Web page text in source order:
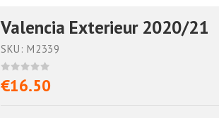
Valencia Exterieur 2020/21
SKU: M2339
€16.50